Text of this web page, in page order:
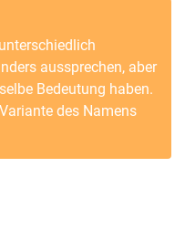
aussprechen, aber
Bedeutung haben.
des Namens